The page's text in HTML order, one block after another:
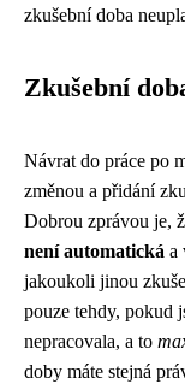
zkušební doba
Zkušební
Návrat do práce po
změnou a přidání
Dobrou zprávou je,
není automatická a
jakoukoli jinou
pouze tehdy, pokud
nepracovala, a to
doby máte stejná